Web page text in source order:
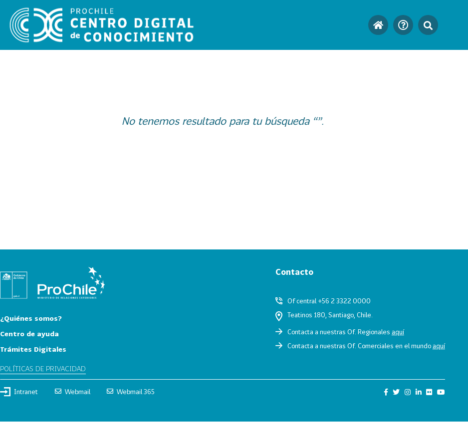
No tenemos resultado para tu búsqueda “”.
¿Quiénes somos?
Centro de ayuda
Trámites Digitales
POLÍTICAS DE PRIVACIDAD
Contacto
Of central +56 2 3322 0000
Teatinos 180, Santiago, Chile.
Contacta a nuestras Of. Regionales aquí
Contacta a nuestras Of. Comerciales en el mundoaquí
Intranet Webmail Webmail 365